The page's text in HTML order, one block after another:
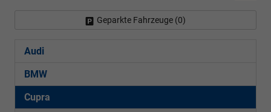
Geparkte Fahrzeuge (0)
Audi
BMW
Cupra